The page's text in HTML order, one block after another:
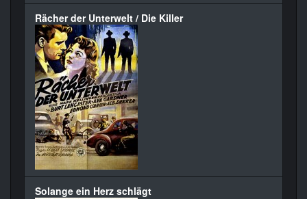
Rächer der Unterwelt / Die Killer
Solange ein Herz schlägt